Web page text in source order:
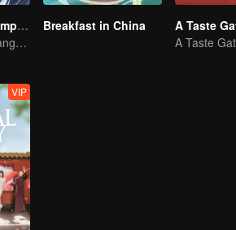
We Are The Champions S4
Kemuncak Rancangan Hiburan E-sukan
Breakfast in China
A Taste
A Taste
VIP